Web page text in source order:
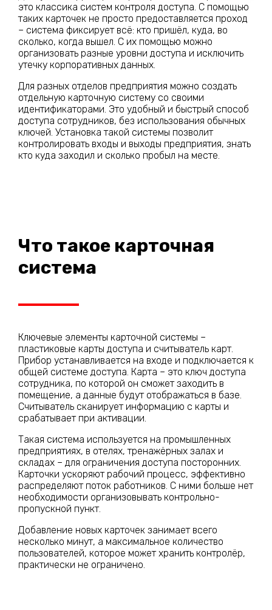
это классика систем контроля доступа. С помощью
таких карточек не просто предоставляется проход
– система фиксирует всё: кто пришёл, куда, во
сколько, когда вышел. С их помощью можно
организовать разные уровни доступа и исключить
утечку корпоративных данных.
Для разных отделов предприятия можно создать
отдельную карточную систему со своими
идентификаторами. Это удобный и быстрый способ
доступа сотрудников, без использования обычных
ключей. Установка такой системы позволит
контролировать входы и выходы предприятия, знать
кто куда заходил и сколько пробыл на месте.
Что такое карточная
система
Ключевые элементы карточной системы –
пластиковые карты доступа и считыватель карт.
Прибор устанавливается на входе и подключается к
общей системе доступа. Карта – это ключ доступа
сотрудника, по которой он сможет заходить в
помещение, а данные будут отображаться в базе.
Считыватель сканирует информацию с карты и
срабатывает при активации.
Такая система используется на промышленных
предприятиях, в отелях, тренажёрных залах и
складах – для ограничения доступа посторонних.
Карточки ускоряют рабочий процесс, эффективно
распределяют поток работников. С ними больше нет
необходимости организовывать контрольно-
пропускной пункт.
Добавление новых карточек занимает всего
несколько минут, а максимальное количество
пользователей, которое может хранить контролёр,
практически не ограничено.